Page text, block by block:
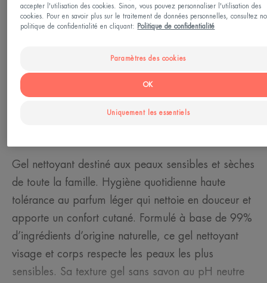
Type de peau
Besoin
Nettoyant - Hygiène
Gel nettoyant destiné aux peaux sensibles et sèches
de toute la famille. Hygiène quotidienne haute
tolérance au parfum léger qui nettoie en douceur et
apporte un confort cutané. Formulé à base de 99%
d’ingrédients d’origine naturelle, ce gel nettoyant
visage et corps respecte les peaux les plus
sensibles. Sa texture gel sans savon au pH neutre
accepter l'utilisation des cookies. Sinon, vous pouvez personnaliser l'utilisation des
cookies. Pour en savoir plus sur le traitement de données personnelles, consultez
politique de confidentialité en cliquant:
Politique de confidentialité
Paramètres des cookies
Uniquement les essentiels
OK